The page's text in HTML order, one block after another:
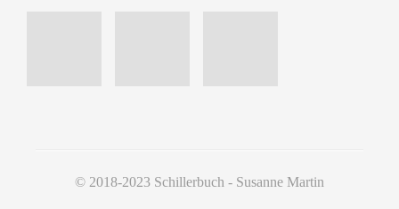
© 2018-2023 Schillerbuch - Susanne Martin